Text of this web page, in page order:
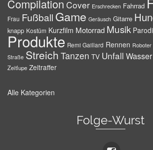
Compilation Cover Erschrecken Fahrrad
Frau Fußball Game Geräusch Gitarre
knapp Kostüm Kurzfilm Motorrad Musik
Produkte Remi Gaillard Rennen Roboter
Straße Streich Tanzen TV Unfall Wasser
Zeitlupe Zeitraffer
Alle Kategorien
Folge-Wurst